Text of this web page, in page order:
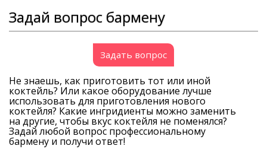
Задай вопрос бармену
Задать вопрос
Не знаешь, как приготовить тот или иной
коктейль? Или какое оборудование лучше
использовать для приготовления нового
коктейля? Какие ингридиенты можно заменить
на другие, чтобы вкус коктейля не поменялся?
Задай любой вопрос профессиональному
бармену и получи ответ!